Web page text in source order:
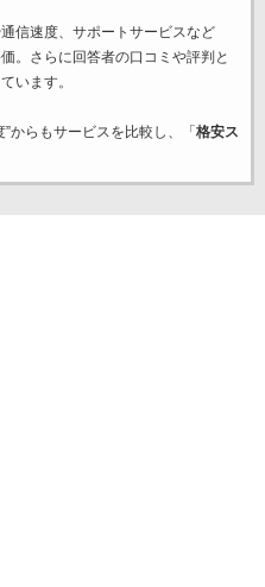
信速度、サポートサービスなど
。さらに回答者の口コミや評判と
います。
からもサービスを比較し、「 格安ス